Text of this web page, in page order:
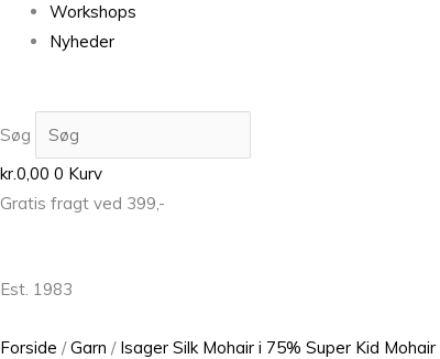
Workshops
Nyheder
Søg
kr.0,00 0 Kurv
Gratis fragt ved 399,-
Est. 1983
Forside /Garn / Isager Silk Mohair i 75% Super Kid